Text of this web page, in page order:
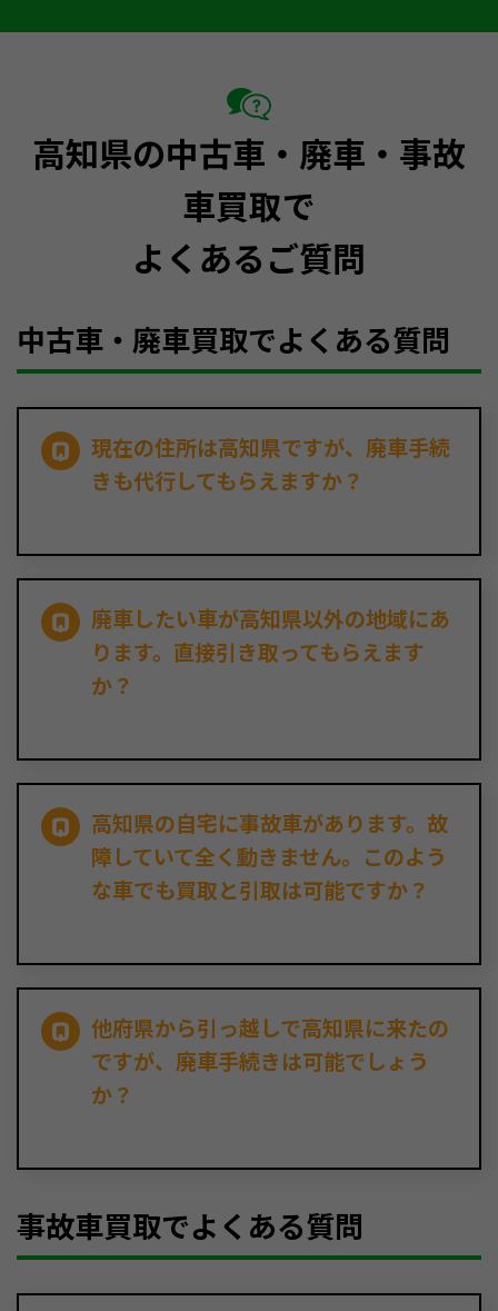
高知県の中古車・廃車・事故
車買取で
よくあるご質問
中古車・廃車買取でよくある質問
現在の住所は高知県ですが、廃車手続
きも代行してもらえますか？
廃車したい車が高知県以外の地域にあ
ります。直接引き取ってもらえます
か？
高知県の自宅に事故車があります。故
障していて全く動きません。このよう
な車でも買取と引取は可能ですか？
他府県から引っ越しで高知県に来たの
ですが、廃車手続きは可能でしょう
か？
事故車買取でよくある質問